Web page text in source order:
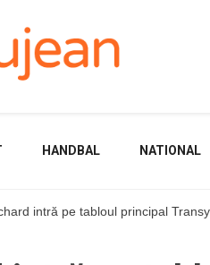
HANDBAL NATIONAL
intră pe tabloul principal